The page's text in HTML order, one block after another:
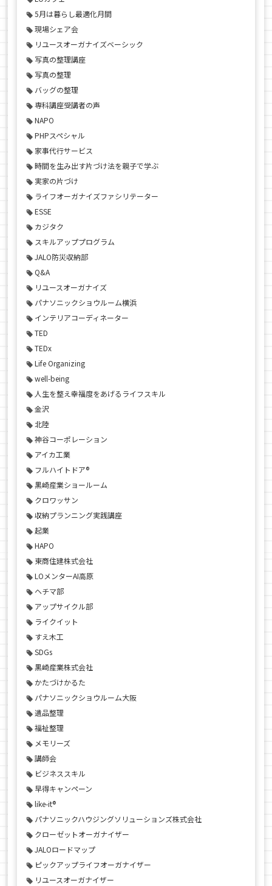
5月は暮らし最適化月間
現場シェア会
リユースオーガナイズベーシック
写真の整理講座
写真の整理
バッグの整理
専科講座受講者の声
NAPO
PHPスペシャル
家事代行サービス
時間を生み出す片づけ法を親子で学ぶ
実家の片づけ
ライフオーガナイズファシリテーター
ESSE
カジタク
スキルアッププログラム
JALO防災収納部
Q&A
リユースオーガナイズ
パナソニックショウルーム横浜
インテリアコーディネーター
TED
TEDx
Life Organizing
well-being
人生を整え幸福度をあげるライフスキル
金沢
北陸
神谷コーポレーション
アイカ工業
フルハイトドア®
黒崎産業ショールーム
クロワッサン
収納プランニング実践講座
起業
HAPO
東商住建株式会社
LOメンターAI高原
ヘチマ部
アップサイクル部
ライクイット
すえ木工
SDGs
黒崎産業株式会社
かたづけかるた
パナソニックショウルーム大阪
遺品整理
福祉整理
メモリーズ
講師会
ビジネススキル
早得キャンペーン
like-it®
パナソニックハウジングソリューションズ株式会社
クローゼットオーガナイザー
JALOロードマップ
ピックアップライフオーガナイザー
リユースオーガナイザー